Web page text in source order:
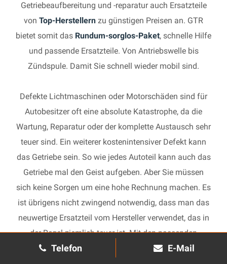
Telefon E-Mail
Getriebeaufbereitung und -reparatur auch Ersatzteile
von Top-Herstellern zu günstigen Preisen an. GTR
bietet somit das Rundum-sorglos-Paket, schnelle Hilfe
und passende Ersatzteile. Von Antriebswelle bis
Zündspule. Damit Sie schnell wieder mobil sind.
Defekte Lichtmaschinen oder Motorschäden sind für
Autobesitzer oft eine absolute Katastrophe, da die
Wartung, Reparatur oder der komplette Austausch sehr
teuer sind. Ein weiterer kostenintensiver Defekt kann
das Getriebe sein. So wie jedes Autoteil kann auch das
Getriebe mal den Geist aufgeben. Aber Sie müssen
sich keine Sorgen um eine hohe Rechnung machen. Es
ist übrigens nicht zwingend notwendig, dass man das
neuwertige Ersatzteil vom Hersteller verwendet, das in
der Regel ziemlich teuer ist. Mit den passenden
Ersatzteilen kann jedes gebrauchte Getriebe schnell